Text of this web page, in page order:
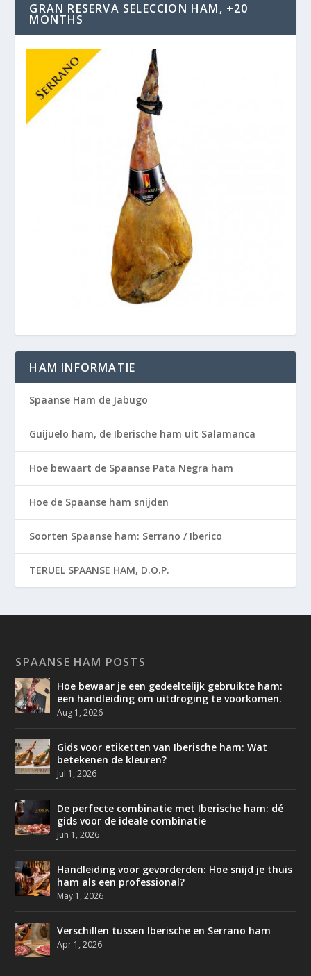
GRAN RESERVA SELECCION HAM, +20
MONTHS
HAM INFORMATIE
Spaanse Ham de Jabugo
Guijuelo ham, de Iberische ham uit Salamanca
Hoe bewaart de Spaanse Pata Negra ham
Hoe de Spaanse ham snijden
Soorten Spaanse ham: Serrano / Iberico
TERUEL SPAANSE HAM, D.O.P.
SPAANSE HAM POSTS
Hoe bewaar je een gedeeltelijk gebruikte ham:
een handleiding om uitdroging te voorkomen.
Aug 1, 2026
Gids voor etiketten van Iberische ham: Wat
betekenen de kleuren?
Jul 1, 2026
De perfecte combinatie met Iberische ham: dé
gids voor de ideale combinatie
Jun 1, 2026
Handleiding voor gevorderden: Hoe snijd je thuis
ham als een professional?
May 1, 2026
Verschillen tussen Iberische en Serrano ham
Apr 1, 2026